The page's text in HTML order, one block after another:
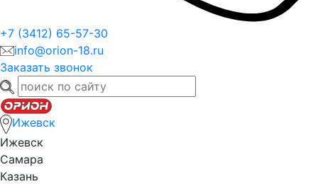
+7 (3412) 65-57-30
info@orion-18.ru
Заказать звонок
Ижевск
Ижевск
Самара
Казань